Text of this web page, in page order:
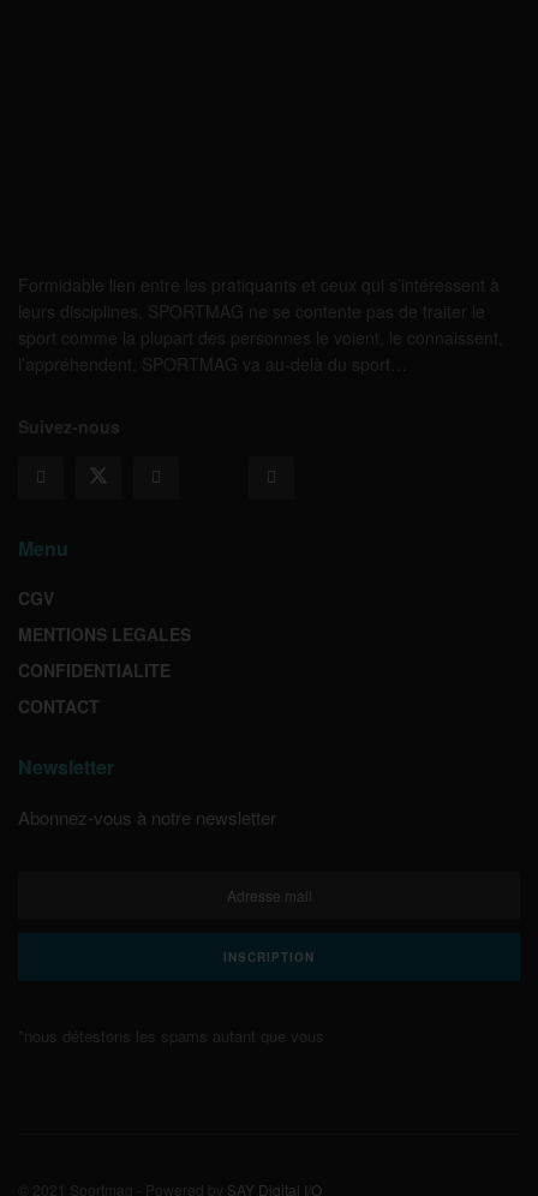
Formidable lien entre les pratiquants et ceux qui s’intéressent à
leurs disciplines, SPORTMAG ne se contente pas de traiter le
sport comme la plupart des personnes le voient, le connaissent,
l’appréhendent. SPORTMAG va au-delà du sport…
Suivez-nous
Menu
CGV
MENTIONS LEGALES
CONFIDENTIALITE
CONTACT
Newsletter
Abonnez-vous à notre newsletter
*nous détestons les spams autant que vous
© 2021 Sportmag - Powered by SAY Digital I/O